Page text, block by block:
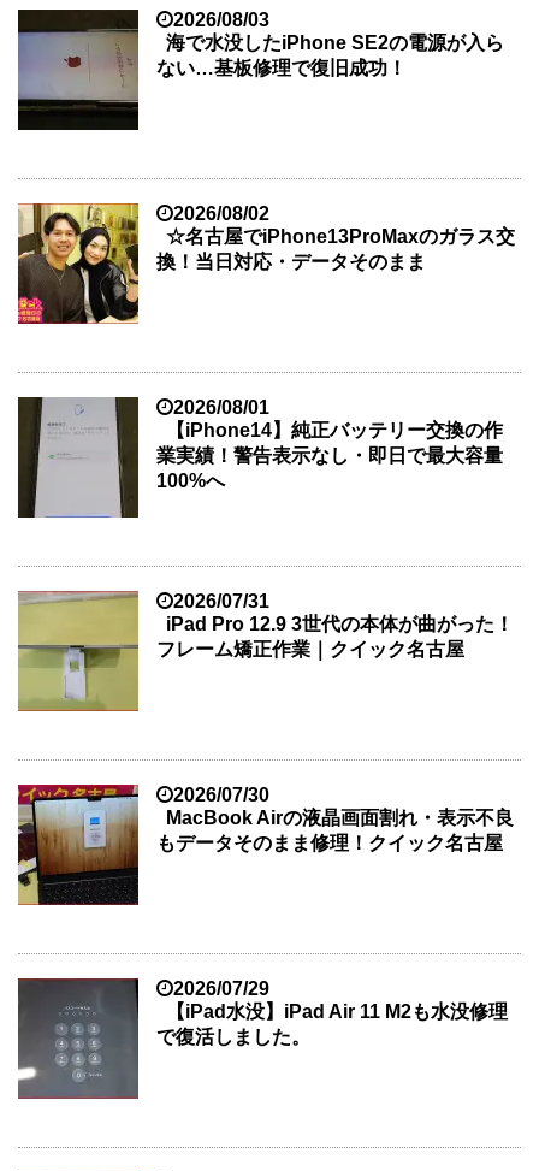
2026/08/03
海で水没したiPhone SE2の電源が入ら
ない…基板修理で復旧成功！
2026/08/02
☆名古屋でiPhone13ProMaxのガラス交
換！当日対応・データそのまま
2026/08/01
【iPhone14】純正バッテリー交換の作
業実績！警告表示なし・即日で最大容量
100%へ
2026/07/31
iPad Pro 12.9 3世代の本体が曲がった！
フレーム矯正作業｜クイック名古屋
2026/07/30
MacBook Airの液晶画面割れ・表示不良
もデータそのまま修理！クイック名古屋
2026/07/29
【iPad水没】iPad Air 11 M2も水没修理
で復活しました。